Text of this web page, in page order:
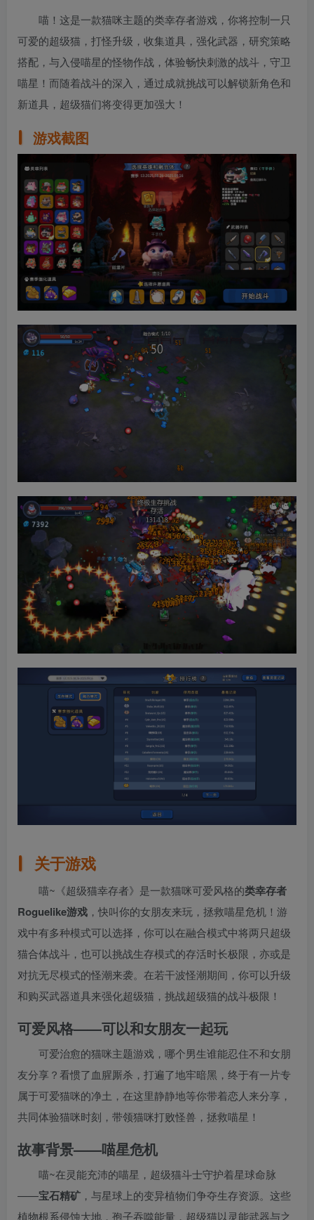
喵！这是一款猫咪主题的类幸存者游戏，你将控制一只
可爱的超级猫，打怪升级，收集道具，强化武器，研究策略
搭配，与入侵喵星的怪物作战，体验畅快刺激的战斗，守卫
喵星！而随着战斗的深入，通过成就挑战可以解锁新角色和
新道具，超级猫们将变得更加强大！
游戏截图
关于游戏
喵~《超级猫幸存者》是一款猫咪可爱风格的类幸存者
Roguelike游戏 ，快叫你的女朋友来玩，拯救喵星危机！游
戏中有多种模式可以选择，你可以在融合模式中将两只超级
猫合体战斗，也可以挑战生存模式的存活时长极限，亦或是
对抗无尽模式的怪潮来袭。在若干波怪潮期间，你可以升级
和购买武器道具来强化超级猫，挑战超级猫的战斗极限！
可爱风格——可以和女朋友一起玩
可爱治愈的猫咪主题游戏，哪个男生谁能忍住不和女朋
友分享？看惯了血腥厮杀，打遍了地牢暗黑，终于有一片专
属于可爱猫咪的净土，在这里静静地等你带着恋人来分享，
共同体验猫咪时刻，带领猫咪打败怪兽，拯救喵星！
故事背景——喵星危机
喵~在灵能充沛的喵星，超级猫斗士守护着星球命脉
——宝石精矿 ，与星球上的变异植物们争夺生存资源。这些
植物根系侵蚀大地，孢子吞噬能量，超级猫以灵能武器与之